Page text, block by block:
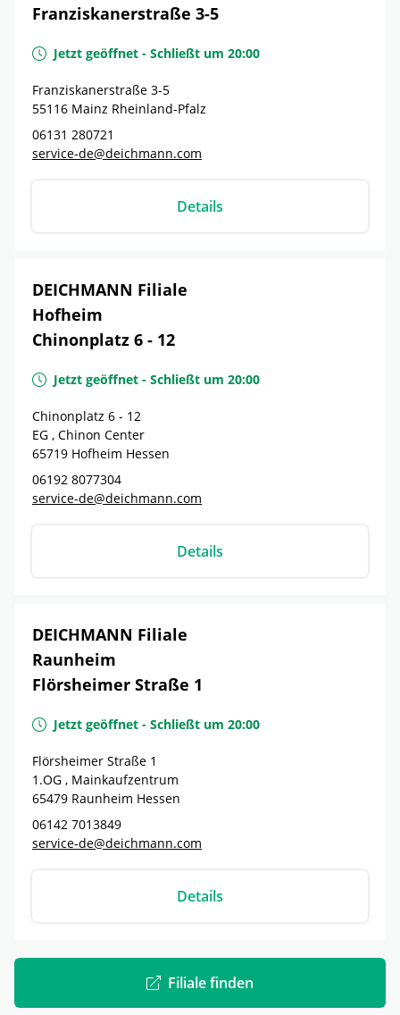
Franziskanerstraße 3-5
Jetzt geöffnet - Schließt um 20:00
Franziskanerstraße 3-5
55116 Mainz Rheinland-Pfalz
06131 280721
service-de@deichmann.com
Details
DEICHMANN Filiale
Hofheim
Chinonplatz 6 - 12
Jetzt geöffnet - Schließt um 20:00
Chinonplatz 6 - 12
EG , Chinon Center
65719 Hofheim Hessen
06192 8077304
service-de@deichmann.com
Details
DEICHMANN Filiale
Raunheim
Flörsheimer Straße 1
Jetzt geöffnet - Schließt um 20:00
Flörsheimer Straße 1
1.OG , Mainkaufzentrum
65479 Raunheim Hessen
06142 7013849
service-de@deichmann.com
Details
Filiale finden